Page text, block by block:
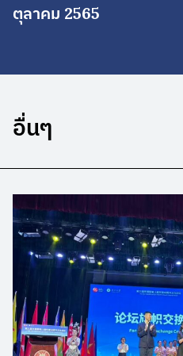
ตุลาคม 2565
อื่นๆ